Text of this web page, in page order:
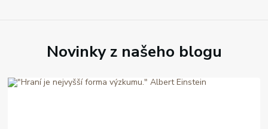
Novinky z našeho blogu